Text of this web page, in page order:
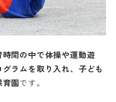
時間の中で体操や運動遊
ラムを取り入れ、子ども
園です。